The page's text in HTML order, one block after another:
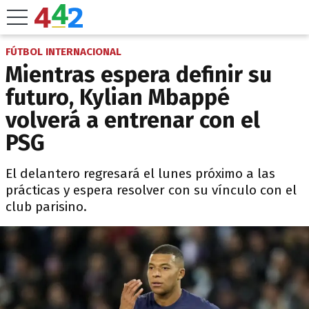
FÚTBOL INTERNACIONAL
Mientras espera definir su
futuro, Kylian Mbappé
volverá a entrenar con el
PSG
El delantero regresará el lunes próximo a las
prácticas y espera resolver con su vínculo con el
club parisino.